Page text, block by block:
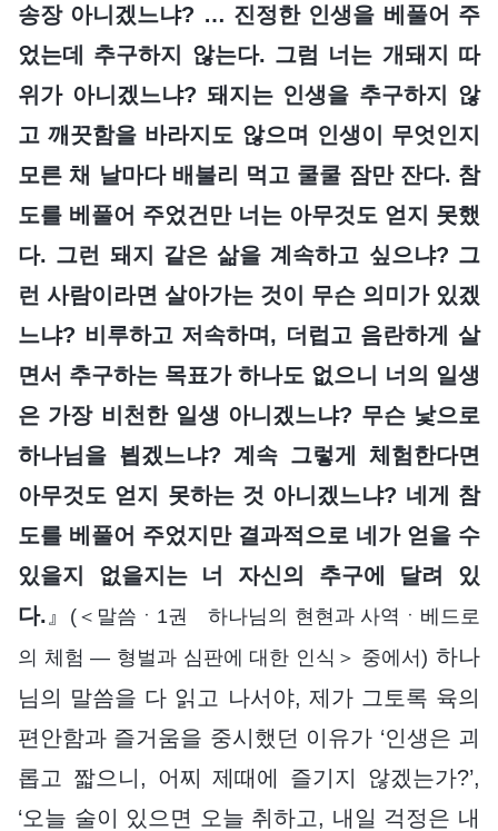
송장 아니겠느냐? … 진정한 인생을 베풀어 주
었는데 추구하지 않는다. 그럼 너는 개돼지 따
위가 아니겠느냐? 돼지는 인생을 추구하지 않
고 깨끗함을 바라지도 않으며 인생이 무엇인지
모른 채 날마다 배불리 먹고 쿨쿨 잠만 잔다. 참
도를 베풀어 주었건만 너는 아무것도 얻지 못했
다. 그런 돼지 같은 삶을 계속하고 싶으냐? 그
런 사람이라면 살아가는 것이 무슨 의미가 있겠
느냐? 비루하고 저속하며, 더럽고 음란하게 살
면서 추구하는 목표가 하나도 없으니 너의 일생
은 가장 비천한 일생 아니겠느냐? 무슨 낯으로
하나님을 뵙겠느냐? 계속 그렇게 체험한다면
아무것도 얻지 못하는 것 아니겠느냐? 네게 참
도를 베풀어 주었지만 결과적으로 네가 얻을 수
있을지 없을지는 너 자신의 추구에 달려 있
다. 』
(＜말씀ㆍ1권 하나님의 현현과 사역ㆍ베드로
의 체험 ― 형벌과 심판에 대한 인식＞ 중에서) 하나
님의 말씀을 다 읽고 나서야, 제가 그토록 육의
편안함과 즐거움을 중시했던 이유가 ‘인생은 괴
롭고 짧으니, 어찌 제때에 즐기지 않겠는가?’,
‘오늘 술이 있으면 오늘 취하고, 내일 걱정은 내